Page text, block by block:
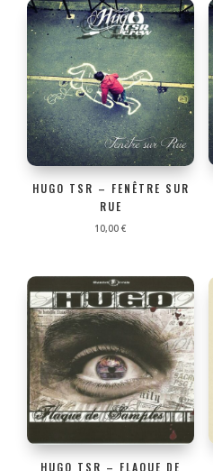
HUGO TSR – FENÊTRE SUR
RUE
10,00€
HUGO TSR – FLAQUE DE